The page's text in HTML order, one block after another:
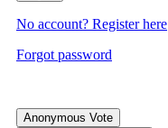
No account? Register here
Forgot password
Anonymous Vote